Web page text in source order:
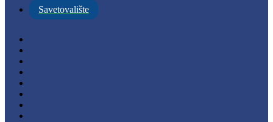
Savetovalište